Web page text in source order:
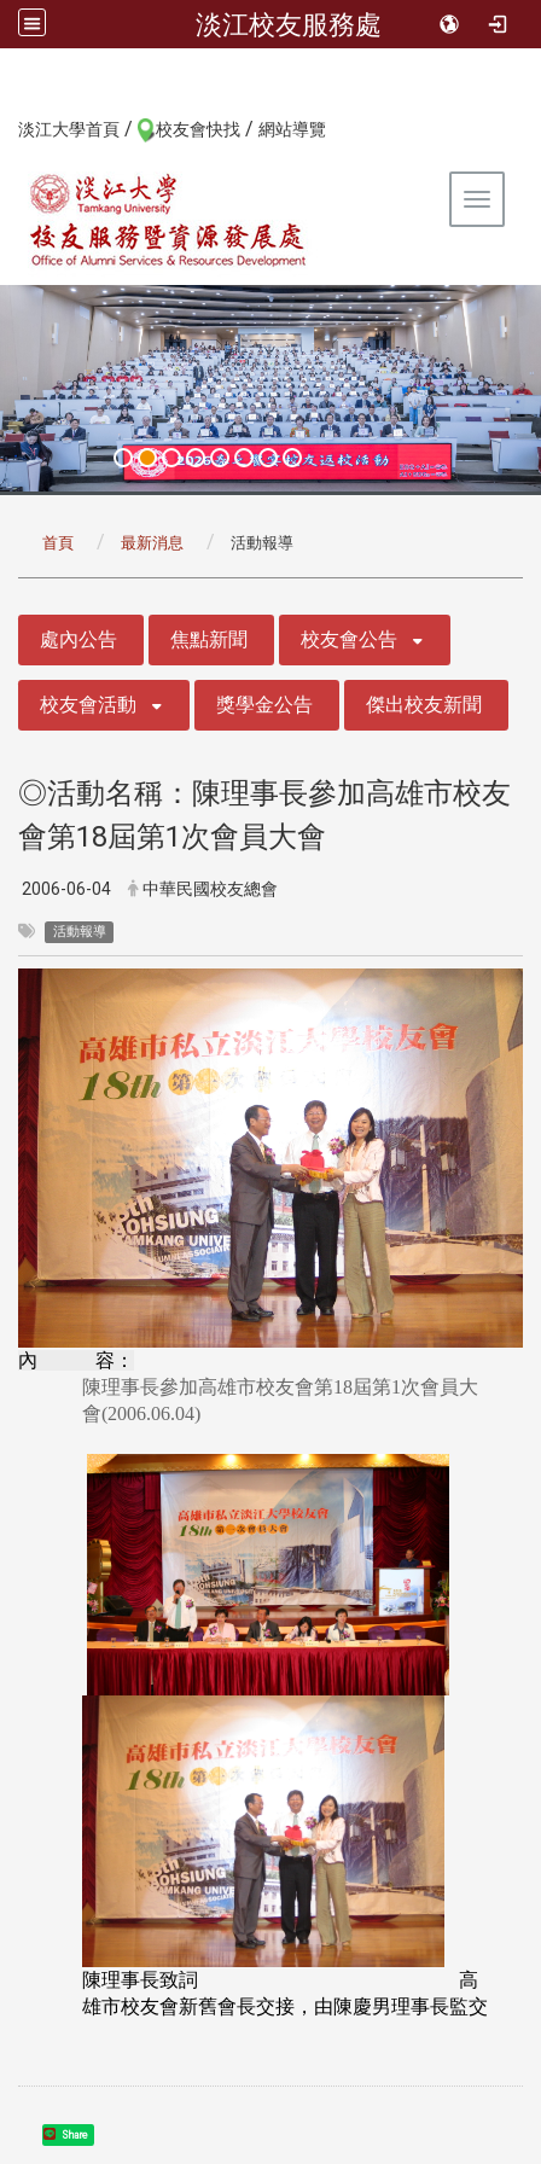
淡江校友服務處
淡江大學首頁 / 校友會快找 / 網站導覽
Toggle
首頁 最新消息 活動報導
處內公告 焦點新聞 校友會公告
校友會活動 獎學金公告 傑出校友新聞
◎活動名稱：陳理事長參加高雄市校友
會第18屆第1次會員大會
2006-06-04 中華民國校友總會
活動報導
內 容：
陳理事長參加高雄市校友會第18屆第1次會員大
會(2006.06.04)
陳理事長致詞 高
雄市校友會新舊會長交接，由陳慶男理事長監交
Share